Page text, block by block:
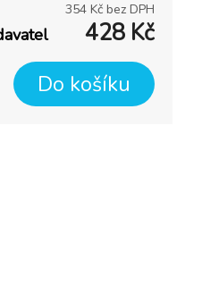
354 Kč bez DPH
428 Kč
Do košíku